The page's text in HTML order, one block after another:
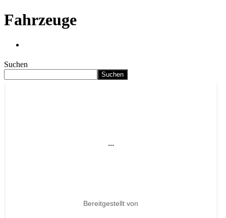
Fahrzeuge
Suchen
Suchen